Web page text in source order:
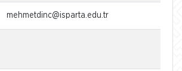
mehmetdinc@isparta.edu.tr